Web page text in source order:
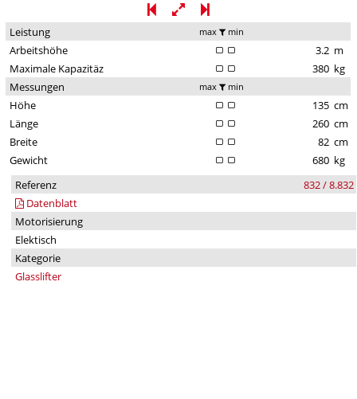
Leistung max min
Arbeitshöhe 3.2 m
Maximale Kapazitäz
380 kg
Messungen
max min
Höhe 135 cm
Länge
260 cm
Breite
82 cm
Gewicht
680 kg
Referenz
832 / 8.832
Datenblatt
Motorisierung
Elektisch
Kategorie
Glasslifter